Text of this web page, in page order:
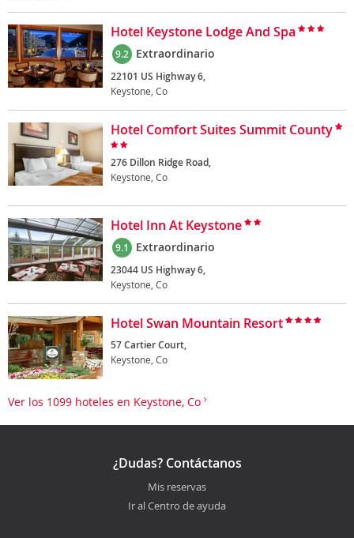
Hotel Keystone Lodge And Spa
9.2 Extraordinario
22101 US Highway 6,
Keystone, Co
Hotel Comfort Suites Summit County
276 Dillon Ridge Road,
Keystone, Co
Hotel Inn At Keystone
9.1 Extraordinario
23044 US Highway 6,
Keystone, Co
Hotel Swan Mountain Resort
57 Cartier Court,
Keystone, Co
Ver los 1099 hoteles en Keystone, Co
¿Dudas? Contáctanos
Mis reservas
Ir al Centro de ayuda